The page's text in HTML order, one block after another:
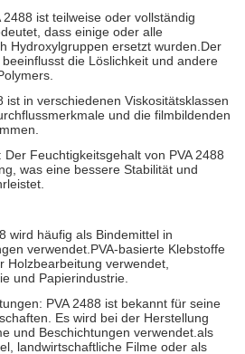
2488 ist teilweise oder vollständig
dass einige oder alle
Hydroxylgruppen ersetzt wurden.Der
die Löslichkeit und andere
ist in verschiedenen Viskositätsklassen
und die filmbildenden
Feuchtigkeitsgehalt von PVA 2488
was eine bessere Stabilität und
wird häufig als Bindemittel in
verwendet.PVA-basierte Klebstoffe
Holzbearbeitung verwendet,
und Papierindustrie.
PVA 2488 ist bekannt für seine
Es wird bei der Herstellung
und Beschichtungen verwendet.als
landwirtschaftliche Filme oder als